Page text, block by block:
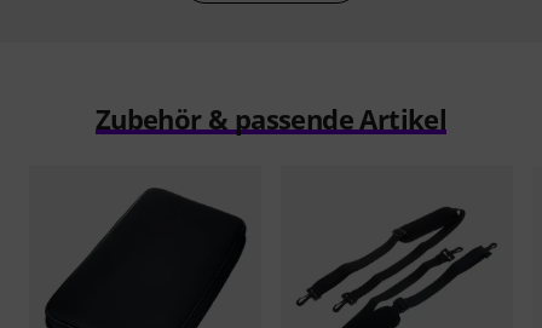
Zubehör & passende Artikel